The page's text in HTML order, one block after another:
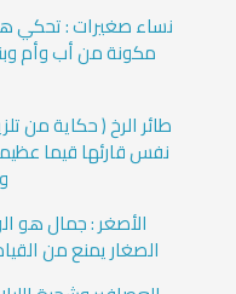
نساء صغيرات : تحكي
مكونة من أب وأم
طائر الرخ ( حكاية من
نفس قارئها قيما
الأصغر : جمال هو
الصغار يمنع من